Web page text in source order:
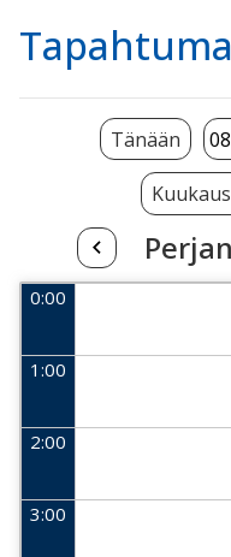
Tänään
0:00
1:00
2:00
3:00